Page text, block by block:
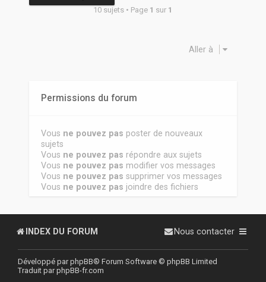
10 sujets • Page 1 sur 1
Aller à
Permissions du forum
Vous ne pouvez pas poster de nouveaux
sujets
Vous ne pouvez pas répondre aux sujets
Vous ne pouvez pas modifier vos messages
Vous ne pouvez pas supprimer vos messages
Vous ne pouvez pas joindre des fichiers
INDEX DU FORUM Nous contacter
Développé parphpBB® Forum Software © phpBB Limited
Traduit parphpBB-fr.com